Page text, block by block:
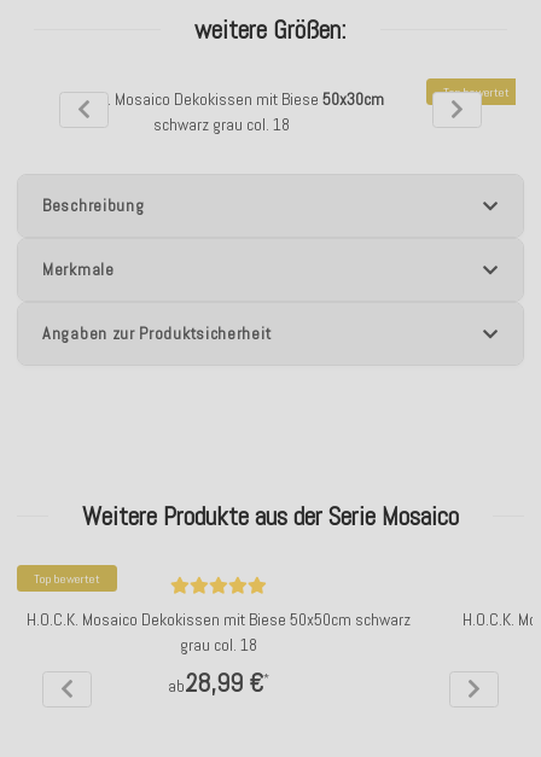
weitere Größen:
H.O.C.K. Mosaico Dekokissen mit Biese 50x30cm
schwarz grau col. 18
Top bewertet
H.O.C.K.
Beschreibung
Merkmale
Angaben zur Produktsicherheit
Weitere Produkte aus der Serie Mosaico
Top bewertet
H.O.C.K. Mosaico Dekokissen mit Biese 50x50cm schwarz
grau col. 18
ab28,99 €*
H.O.C.K.